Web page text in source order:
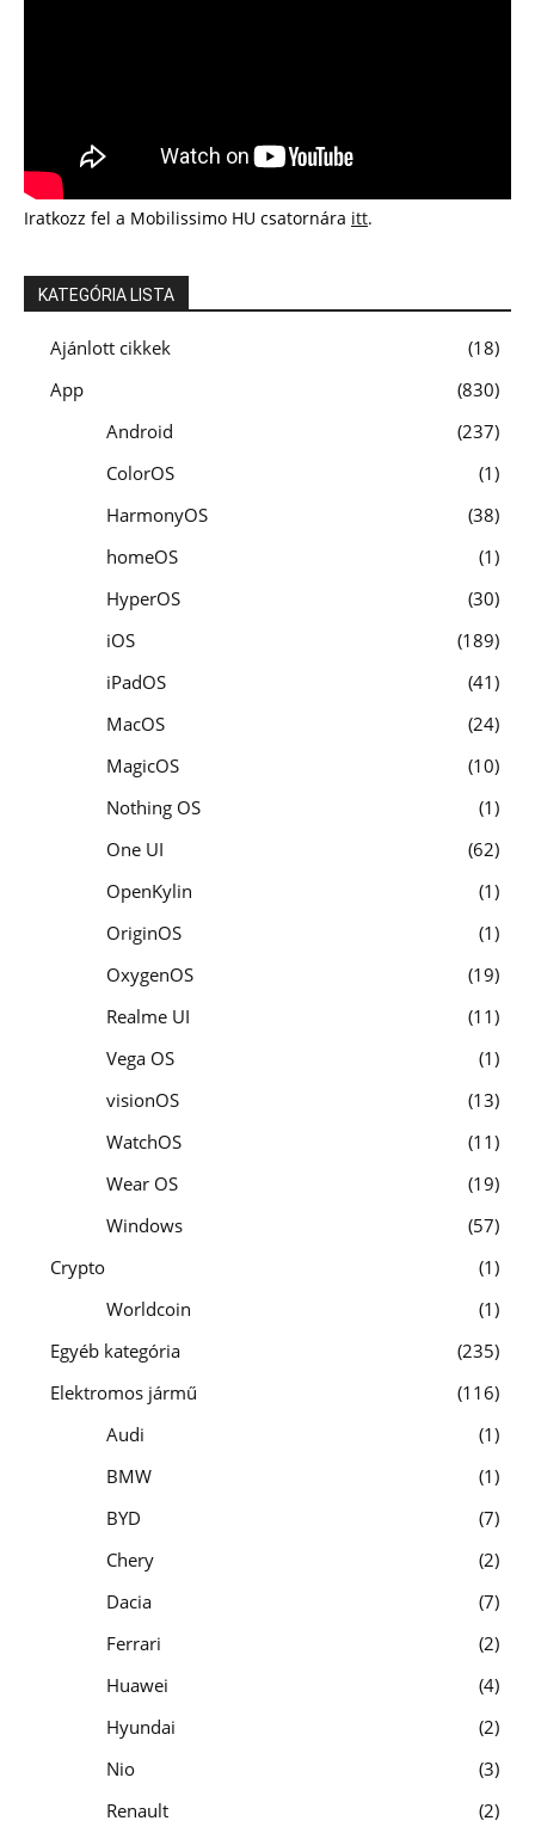
Iratkozz fel a Mobilissimo HU csatornára itt.
KATEGÓRIA LISTA
Ajánlott cikkek
18
App
830
Android
237
ColorOS
1
HarmonyOS
38
homeOS
1
HyperOS
30
iOS
189
iPadOS
41
MacOS
24
MagicOS
10
Nothing OS
1
One UI
62
OpenKylin
1
OriginOS
1
OxygenOS
19
Realme UI
11
Vega OS
1
visionOS
13
WatchOS
11
Wear OS
19
Windows
57
Crypto
1
Worldcoin
1
Egyéb kategória
235
Elektromos jármű
116
Audi
1
BMW
1
BYD
7
Chery
2
Dacia
7
Ferrari
2
Huawei
4
Hyundai
2
Nio
3
Renault
2